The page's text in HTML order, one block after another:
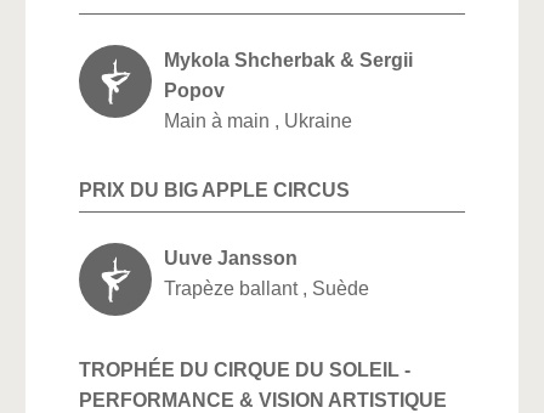
Mykola Shcherbak & Sergii
Popov
Main à main , Ukraine
PRIX DU BIG APPLE CIRCUS
Uuve Jansson
Trapèze ballant , Suède
TROPHÉE DU CIRQUE DU SOLEIL -
PERFORMANCE & VISION ARTISTIQUE